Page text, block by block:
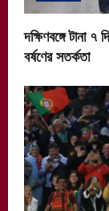
দক্ষিণবঙ্গে টানা
বর্ষণের সতর্কতা